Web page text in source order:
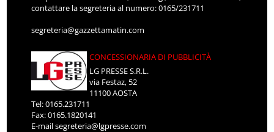
contattare la segreteria al numero: 0165/231711
segreteria@gazzettamatin.com
CONCESSIONARIA DI PUBBLICITÀ
LG PRESSE S.R.L.
via Festaz, 52
11100 AOSTA
Tel: 0165.231711
Fax: 0165.1820141
E-mailsegreteria@lgpresse.com